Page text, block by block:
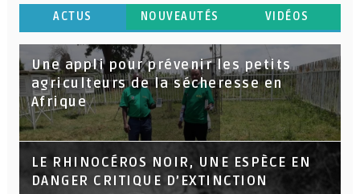
ACTUS NOUVEAUTÉS VIDÉOS
Une appli pour prévenir les petits
agriculteurs de la sécheresse en
Afrique
LE RHINOCÉROS NOIR, UNE ESPÈCE EN
DANGER CRITIQUE D’EXTINCTION